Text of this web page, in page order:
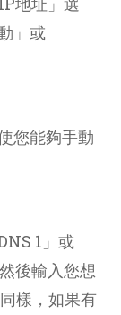
」或
您能夠手動
1」或
後輸入您想
樣，如果有